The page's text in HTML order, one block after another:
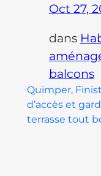
Oct 27,
dans
balcons
Quimper,
d’accès et
terrasse tout